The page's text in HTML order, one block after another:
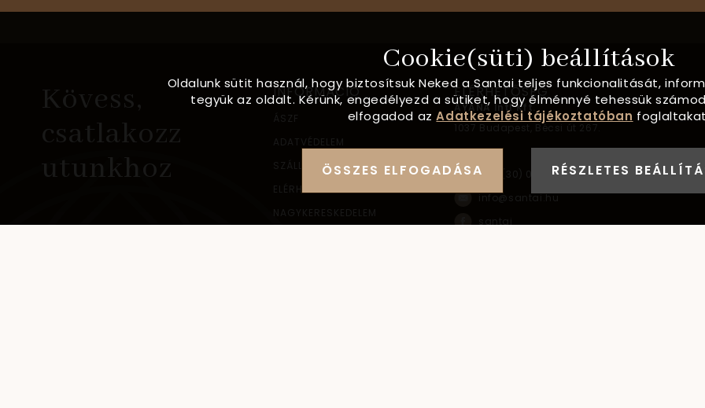
Kövess,
csatlakozz
utunkhoz
INFORMÁCIÓ
ÁSZF
ADATVÉDELEM
SZÁLLÍTÁSI INFORMÁCIÓ
ELÉRHETŐSÉG
NAGYKERESKEDELEM
ELÉRHETŐSÉG
AYANA Intl Kft.
1037 Budapest, Bécsi út 267.
+36 (30) 093-9900
info@santai.hu
santai
Cookie(süti) beállítások
Oldalunk sütit használ, hogy biztosítsuk Neked a Santai teljes funkcionalitását,
tegyük az oldalt. Kérünk, engedélyezd a sütiket, hogy élménnyé tehessük
elfogadod azAdatkezelési tájékoztatóban
ÖSSZES ELFOGADÁSA RÉSZLETES